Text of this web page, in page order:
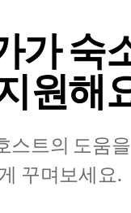
가 숙
원해
스트의 도움
꾸며보세요.